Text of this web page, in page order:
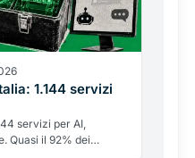
1.144 servizi
servizi per AI,
Quasi il 92% dei